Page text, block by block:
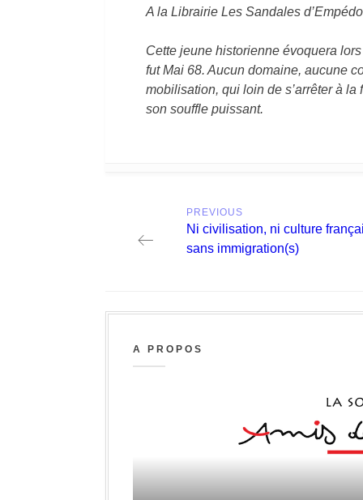
A la Librairie Les Sandales
Cette jeune historienne évoquera
fut Mai 68. Aucun domaine, aucune
mobilisation, qui loin de s’arrêter à
son souffle puissant.
navigation
PREVIOUS
Previous
post:
Ni civilisation, ni culture
sans immigration(s)
A PROPOS